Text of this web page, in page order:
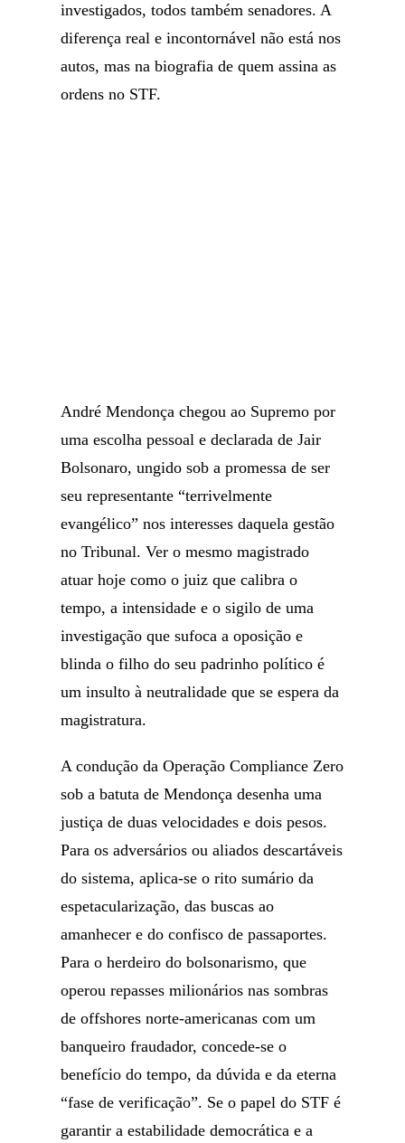
investigados, todos também senadores. A
diferença real e incontornável não está nos
autos, mas na biografia de quem assina as
ordens no STF.
André Mendonça chegou ao Supremo por
uma escolha pessoal e declarada de Jair
Bolsonaro, ungido sob a promessa de ser
seu representante “terrivelmente
evangélico” nos interesses daquela gestão
no Tribunal. Ver o mesmo magistrado
atuar hoje como o juiz que calibra o
tempo, a intensidade e o sigilo de uma
investigação que sufoca a oposição e
blinda o filho do seu padrinho político é
um insulto à neutralidade que se espera da
magistratura.
A condução da Operação Compliance Zero
sob a batuta de Mendonça desenha uma
justiça de duas velocidades e dois pesos.
Para os adversários ou aliados descartáveis
do sistema, aplica-se o rito sumário da
espetacularização, das buscas ao
amanhecer e do confisco de passaportes.
Para o herdeiro do bolsonarismo, que
operou repasses milionários nas sombras
de offshores norte-americanas com um
banqueiro fraudador, concede-se o
benefício do tempo, da dúvida e da eterna
“fase de verificação”. Se o papel do STF é
garantir a estabilidade democrática e a